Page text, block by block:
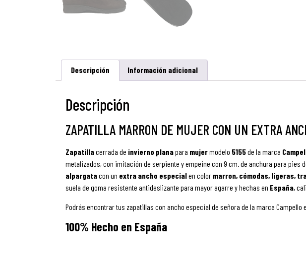
Descripción Información adicional
Descripción
ZAPATILLA MARRON DE MUJER CON UN EXTRA
Zapatillacerrada de invierno planapara mujermodelo 5155de la marca
metalizados, con imitación de serpiente y empeine con 9 cm. de anchura para
alpargatacon un extra ancho especialen color marron, cómodas, ligeras,
suela de goma resistente antideslizante para mayor agarre y hechas en España,
Podrás encontrar tus zapatillas con ancho especial de señora de la marca Campello
100% Hecho en España